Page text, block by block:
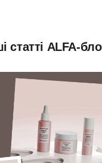
статті ALFA-